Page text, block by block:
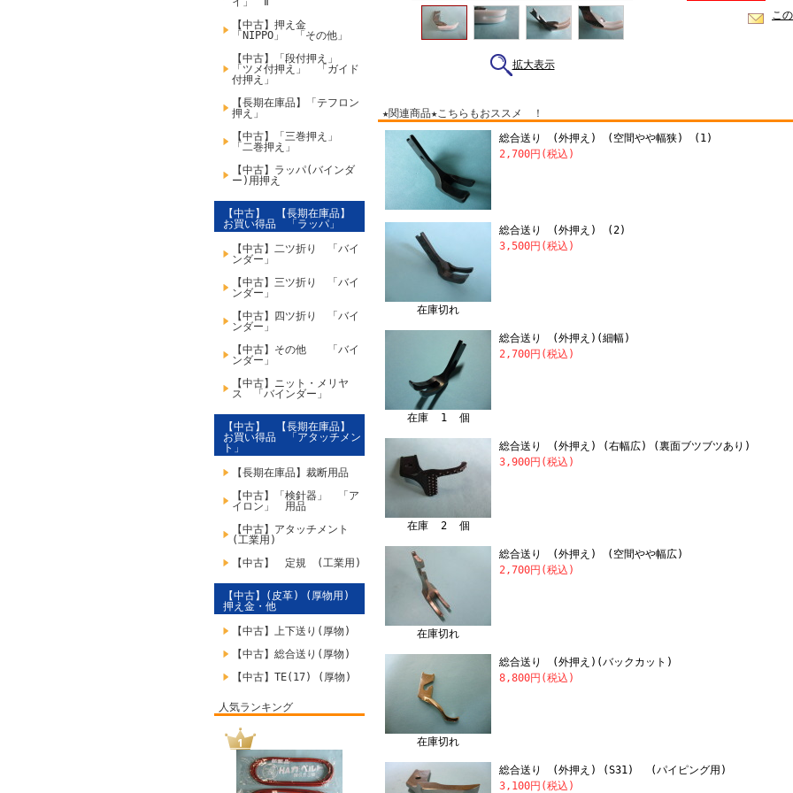
【中古】押え金
「NIPPO」 「その他」
【中古】「段付押え」
「ツメ付押え」 「ガイド
付押え」
【長期在庫品】「テフロン
押え」
【中古】「三巻押え」
「二巻押え」
【中古】ラッパ(バインダ
ー)用押え
【中古】 【長期在庫品】
お買い得品 「ラッパ」
【中古】二ツ折り 「バイ
ンダー」
【中古】三ツ折り 「バイ
ンダー」
【中古】四ツ折り 「バイ
ンダー」
【中古】その他 「バイ
ンダー」
【中古】ニット・メリヤ
ス 「バインダー」
【中古】 【長期在庫品】
お買い得品 「アタッチメン
ト」
【長期在庫品】裁断用品
【中古】「検針器」 「ア
イロン」 用品
【中古】アタッチメント
(工業用)
【中古】 定規 (工業用)
【中古】(皮革) (厚物用)
押え金・他
【中古】上下送り(厚物)
【中古】総合送り(厚物)
【中古】TE(17) (厚物)
人気ランキング
拡大表示
こ
★関連商品★こちらもおススメ ！
総合送り (外押え) (空間やや幅狭) (1)
2,700円(税込)
在庫切れ
総合送り (外押え) (2)
3,500円(税込)
在庫 1 個
総合送り (外押え)(細幅)
2,700円(税込)
在庫 2 個
総合送り (外押え) (右幅広) (裏面ブツブツあり)
3,900円(税込)
在庫切れ
総合送り (外押え) (空間やや幅広)
2,700円(税込)
在庫切れ
総合送り (外押え)(バックカット)
8,800円(税込)
総合送り (外押え) (S31) (パイピング用)
3,100円(税込)